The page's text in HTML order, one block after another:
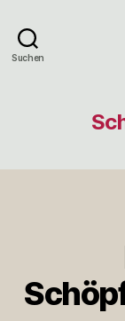
Suchen